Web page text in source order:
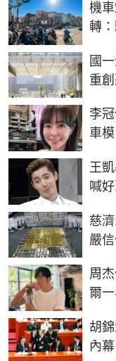
機
轉
國
重
李
車
王
喊
慈
嚴
周
爾
胡
內